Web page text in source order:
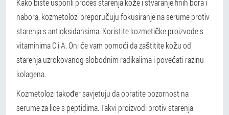
Kako biste usporili proces starenja kože i stvaranje finih bora i
nabora, kozmetolozi preporučuju fokusiranje na serume protiv
starenja s antioksidansima. Koristite kozmetičke proizvode s
vitaminima C i A. Oni će vam pomoći da zaštitite kožu od
starenja uzrokovanog slobodnim radikalima i povećati razinu
kolagena.
Kozmetolozi također savjetuju da obratite pozornost na
serume za lice s peptidima. Takvi proizvodi protiv starenja